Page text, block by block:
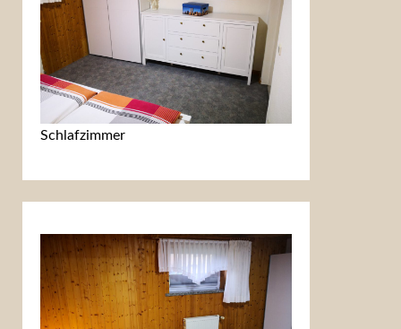
Schlafzimmer